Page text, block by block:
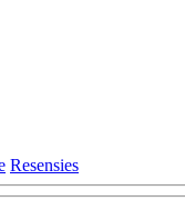
Resensies